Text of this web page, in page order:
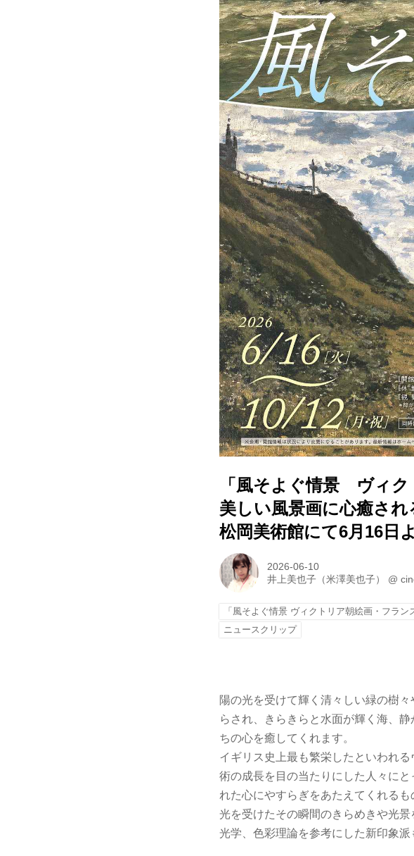
「風そよぐ情景 ヴィク
美しい風景画に心癒され
松岡美術館にて6月16日
2026-06-10
井上美也子（米澤美也子）
@
「風そよぐ情景 ヴィクトリア朝絵画・フラン
ニュースクリップ
陽の光を受けて輝く清々しい緑の樹
らされ、きらきらと水面が輝く海、
ちの心を癒してくれます。
イギリス史上最も繁栄したといわれ
術の成長を目の当たりにした人々に
れた心にやすらぎをあたえてくれるも
光を受けたその瞬間のきらめきや光
光学、色彩理論を参考にした新印象派